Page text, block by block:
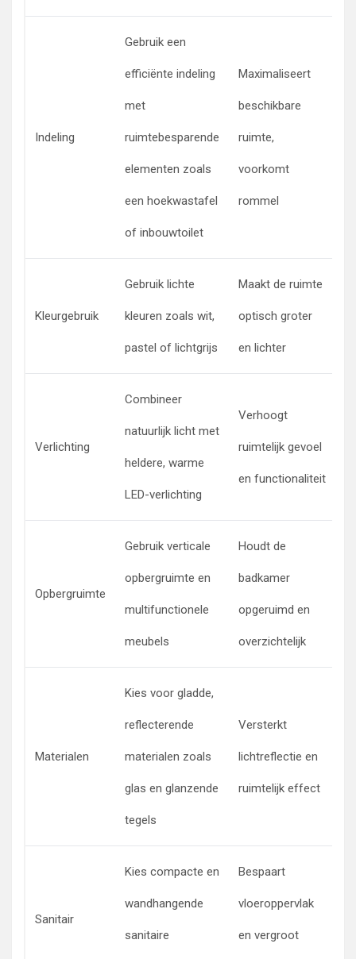
Indeling
Gebruik een
efficiënte indeling
met
ruimtebesparende
elementen zoals
een hoekwastafel
of inbouwtoilet
Maximaliseert
beschikbare
ruimte,
voorkomt
rommel
Kleurgebruik
Gebruik lichte
kleuren zoals wit,
pastel of lichtgrijs
Maakt de ruimte
optisch groter
en lichter
Verlichting
Combineer
natuurlijk licht met
heldere, warme
LED-verlichting
Verhoogt
ruimtelijk gevoel
en functionaliteit
Opbergruimte
Gebruik verticale
opbergruimte en
multifunctionele
meubels
Houdt de
badkamer
opgeruimd en
overzichtelijk
Materialen
Kies voor gladde,
reflecterende
materialen zoals
glas en glanzende
tegels
Versterkt
lichtreflectie en
ruimtelijk effect
Sanitair
Kies compacte en
wandhangende
sanitaire
Bespaart
vloeroppervlak
en vergroot